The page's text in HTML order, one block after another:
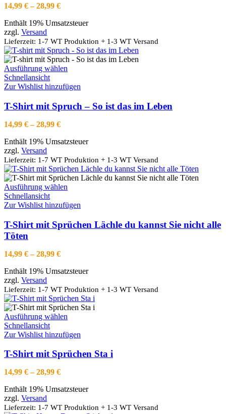
können
der
Produktseite
gewählt
14,99 € –28,99 €Preisspanne:
bis
Enthält 19% Umsatzsteuer
zzgl. Versand
Lieferzeit: 1-7 WT Produktion + 1-3 WT Versand
Ausführung wählen
weist
Varianten
auf.
können
der
Produktseite
gewählt
Schnellansicht
Zur Wishlist hinzufügen
T-Shirt mit Spruch – So ist das im Leben
14,99 € –28,99 €Preisspanne:
bis
Enthält 19% Umsatzsteuer
zzgl. Versand
Lieferzeit: 1-7 WT Produktion + 1-3 WT Versand
Ausführung wählen
weist
Varianten
auf.
auf
Produktseite
gewählt
werden
Schnellansicht
Zur Wishlist hinzufügen
T-Shirt mit Sprüchen Lächle du kannst Sie nicht alle
Töten
14,99 € –28,99 €Preisspanne:
bis
Enthält 19% Umsatzsteuer
zzgl. Versand
Lieferzeit: 1-7 WT Produktion + 1-3 WT Versand
Ausführung wählen
weist
Varianten
können
der
Schnellansicht
Zur Wishlist hinzufügen
T-Shirt mit Sprüchen Sta i
14,99 € –28,99 €Preisspanne:
bis
Enthält 19% Umsatzsteuer
zzgl. Versand
Lieferzeit: 1-7 WT Produktion + 1-3 WT Versand